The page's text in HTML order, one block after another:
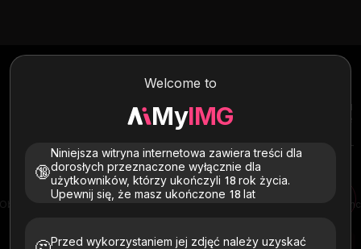
Welcome to
MyIMG
🔞
Niniejsza witryna internetowa zawiera treści dla
dorosłych przeznaczone wyłącznie dla
użytkowników, którzy ukończyli 18 rok życia.
Upewnij się, że masz ukończone 18 lat
Przed wykorzystaniem jej zdjęć należy uzyskać
Generator tekstu AI na
wideo
Zamień podpowiedzi tekstowe w ultrarealistyczne filmy w ciągu
kilku sekund. Po prostu opisz swoją wizję, a MyIMG wygeneruje
realistyczne filmy z naturalnym ruchem, płynnymi przejściami i
kinową grafiką. Twórz filmy bez znaków wodnych i rejestracji —
rozpocznij bezpłatnie już teraz dzięki bezpłatnym środkom.
AI do generatora wideo Generator wideo AI